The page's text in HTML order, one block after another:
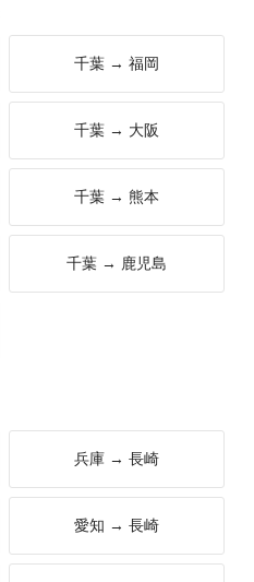
千葉 → 福岡
千葉 → 大阪
千葉 → 熊本
千葉 → 鹿児島
兵庫 → 長崎
愛知 → 長崎